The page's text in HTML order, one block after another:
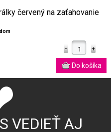
červený na zaťahovanie
VEDIEŤ AJ